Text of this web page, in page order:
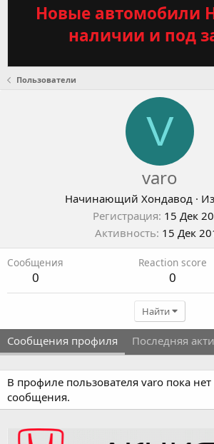
Новые автомобили
наличии и под
Пользователи
V
varo
Начинающий Хондавод · Из
Регистрация 15 Дек
Активность 15 Дек
Сообщения
0
Reaction score
0
Найти
Сообщения профиля Последняя
В профиле пользователя varo пока
сообщения.